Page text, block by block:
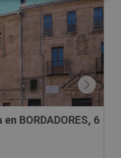
BORDADORES, 6